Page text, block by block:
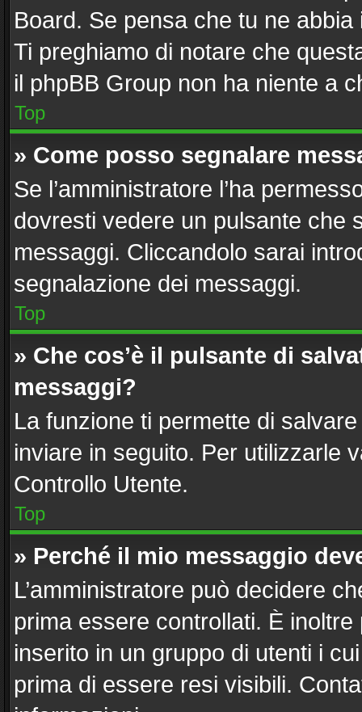
Board. Se pensa che tu ne
Ti preghiamo di notare che
il phpBB Group non ha niente a
Top
» Come posso segnalare
Se l’amministratore l’ha
dovresti vedere un pulsante che
messaggi. Cliccandolo sarai
segnalazione dei messaggi.
Top
» Che cos’è il pulsante di
messaggi?
La funzione ti permette di
inviare in seguito. Per utilizzarle
Controllo Utente.
Top
» Perché il mio messaggio
L’amministratore può decidere
prima essere controllati. È
inserito in un gruppo di utenti i
prima di essere resi visibili.